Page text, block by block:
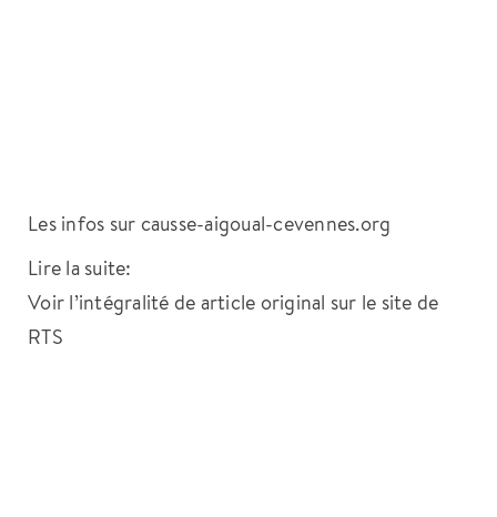
Les infos sur causse-aigoual-cevennes.org
Lire la suite:
Voir l’intégralité de article original sur le site de
RTS